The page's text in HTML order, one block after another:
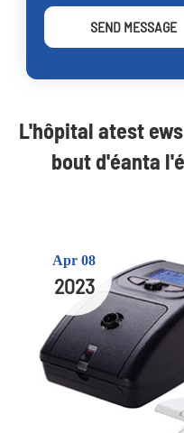
SEND MESSAGE
L'hôpital atest
bout d'éanta
Apr 08
2023